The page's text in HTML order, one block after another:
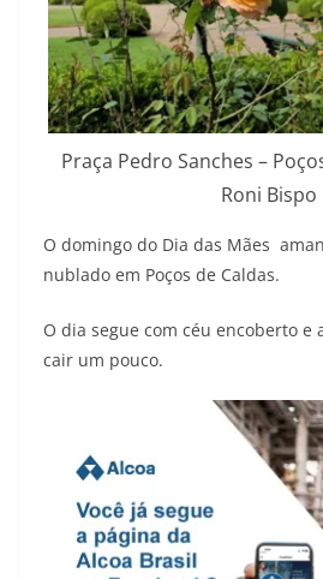
Praça Pedro Sanches –
Roni Bispo
O domingo do Dia das Mães
nublado em Poços de Caldas.
O dia segue com céu encoberto e
cair um pouco.